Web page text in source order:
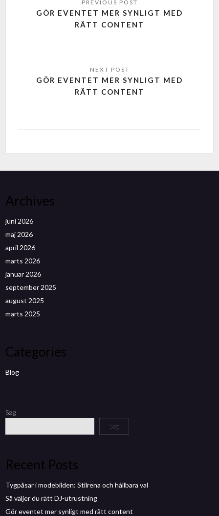
GÖR EVENTET MER SYNLIGT MED
RÄTT CONTENT
GÖR EVENTET MER SYNLIGT MED
RÄTT CONTENT
Archives
juni 2026
maj 2026
april 2026
marts 2026
januar 2026
september 2025
august 2025
marts 2025
Categories
Blog
Søg
Søg
Recent Posts
Tygpåsar i modebilden: Stilrena och hållbara val
Så väljer du rätt DJ-utrustning
Gör eventet mer synligt med rätt content